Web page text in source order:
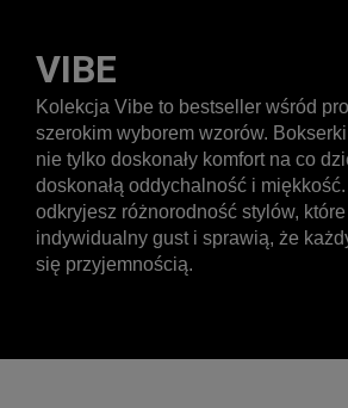
VIBE
Kolekcja Vibe to bestseller wśród
szerokim wyborem wzorów.
nie tylko doskonały komfort na co
doskonałą oddychalność i
odkryjesz różnorodność stylów,
indywidualny gust i sprawią, że
się przyjemnością.